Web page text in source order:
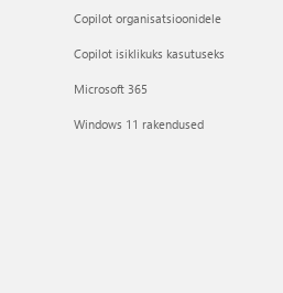
Copilot organisatsioonidele
Copilot isiklikuks kasutuseks
Microsoft 365
Windows 11 rakendused